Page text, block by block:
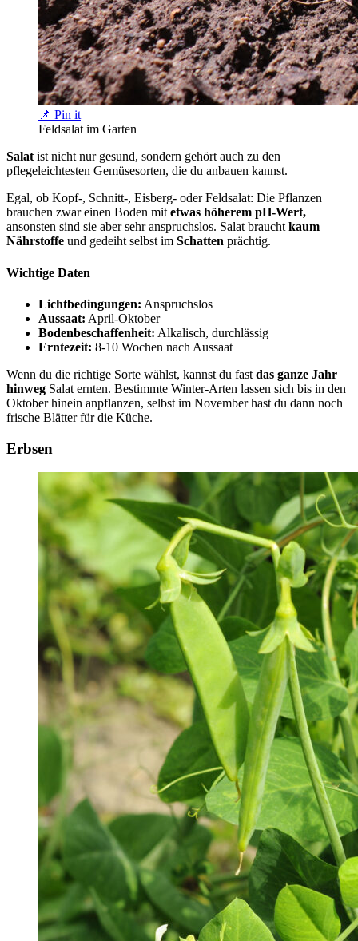
📌 Pin it
Feldsalat im Garten
Salat ist nicht nur gesund, sondern gehört auch zu den
pflegeleichtesten Gemüsesorten, die du anbauen kannst.
Egal, ob Kopf-, Schnitt-, Eisberg- oder Feldsalat: Die Pflanzen
brauchen zwar einen Boden mit etwas höherem pH-Wert,
ansonsten sind sie aber sehr anspruchslos. Salat braucht kaum
Nährstoffe und gedeiht selbst im Schatten prächtig.
Wichtige Daten
Lichtbedingungen: Anspruchslos
Aussaat: April-Oktober
Bodenbeschaffenheit: Alkalisch, durchlässig
Erntezeit: 8-10 Wochen nach Aussaat
Wenn du die richtige Sorte wählst, kannst du fast das ganze Jahr
hinweg Salat ernten. Bestimmte Winter-Arten lassen sich bis in den
Oktober hinein anpflanzen, selbst im November hast du dann noch
frische Blätter für die Küche.
Erbsen